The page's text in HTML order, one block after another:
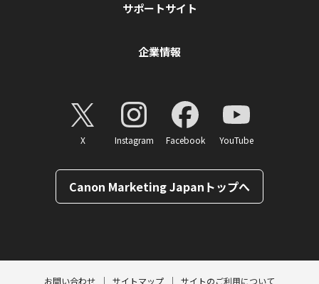
サポートサイト
企業情報
X Instagram Facebook YouTube
Canon Marketing Japanトップへ
お問い合わせ サイトマップ サイトのご利用について